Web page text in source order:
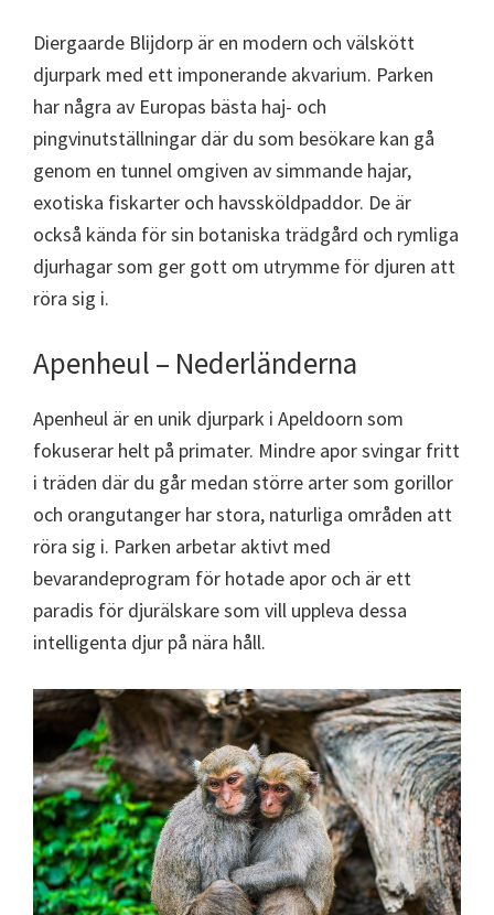
Diergaarde Blijdorp är en modern och välskött
djurpark med ett imponerande akvarium. Parken
har några av Europas bästa haj- och
pingvinutställningar där du som besökare kan gå
genom en tunnel omgiven av simmande hajar,
exotiska fiskarter och havssköldpaddor. De är
också kända för sin botaniska trädgård och rymliga
djurhagar som ger gott om utrymme för djuren att
röra sig i.
Apenheul – Nederländerna
Apenheul är en unik djurpark i Apeldoorn som
fokuserar helt på primater. Mindre apor svingar fritt
i träden där du går medan större arter som gorillor
och orangutanger har stora, naturliga områden att
röra sig i. Parken arbetar aktivt med
bevarandeprogram för hotade apor och är ett
paradis för djurälskare som vill uppleva dessa
intelligenta djur på nära håll.